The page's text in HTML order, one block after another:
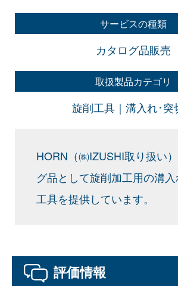
サービスの種類
カタログ品販売
取扱製品カテゴリ
旋削工具｜溝入れ･突
HORN（㈱IZUSHI取り扱い
グ品として旋削加工用の溝入
工具を提供しています。
評価情報